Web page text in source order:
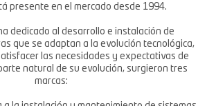
presente en el mercado desde 1994.
dedicado al desarrollo e instalación de
que se adaptan a la evolución tecnológica,
las necesidades y expectativas de
natural de su evolución, surgieron tres
marcas: